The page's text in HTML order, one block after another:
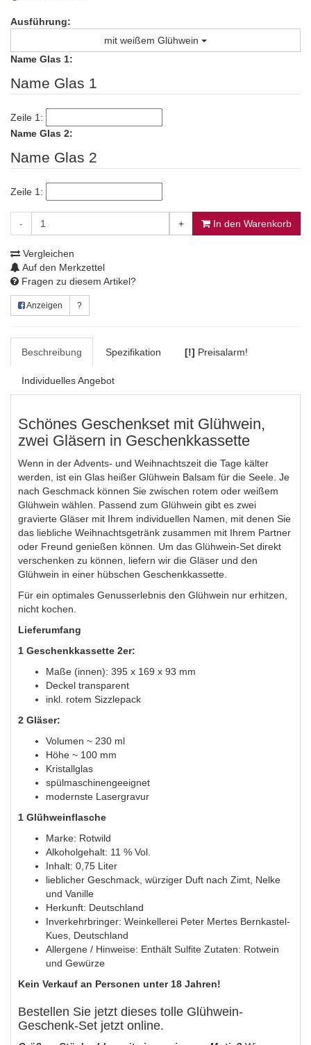
Ausführung:
mit weißem Glühwein
Name Glas 1:
Name Glas 1
Zeile 1:
Name Glas 2:
Name Glas 2
Zeile 1:
- + In den Warenkorb
Vergleichen
Auf den Merkzettel
Fragen zu diesem Artikel?
Anzeigen ?
Beschreibung Spezifikation [!] Preisalarm!
Individuelles Angebot
Schönes Geschenkset mit Glühwein,
zwei Gläsern in Geschenkkassette
Wenn in der Advents- und Weihnachtszeit die Tage kälter
werden, ist ein Glas heißer Glühwein Balsam für die Seele. Je
nach Geschmack können Sie zwischen rotem oder weißem
Glühwein wählen. Passend zum Glühwein gibt es zwei
gravierte Gläser mit Ihrem individuellen Namen, mit denen Sie
das liebliche Weihnachtsgetränk zusammen mit Ihrem Partner
oder Freund genießen können. Um das Glühwein-Set direkt
verschenken zu können, liefern wir die Gläser und den
Glühwein in einer hübschen Geschenkkassette.
Für ein optimales Genusserlebnis den Glühwein nur erhitzen,
nicht kochen.
Lieferumfang
1 Geschenkkassette 2er:
Maße (innen): 395 x 169 x 93 mm
Deckel transparent
inkl. rotem Sizzlepack
2 Gläser:
Volumen ~ 230 ml
Höhe ~ 100 mm
Kristallglas
spülmaschinengeeignet
modernste Lasergravur
1 Glühweinflasche
Marke: Rotwild
Alkoholgehalt: 11 % Vol.
Inhalt: 0,75 Liter
lieblicher Geschmack, würziger Duft nach Zimt, Nelke
und Vanille
Herkunft: Deutschland
Inverkehrbringer: Weinkellerei Peter Mertes Bernkastel-
Kues, Deutschland
Allergene / Hinweise: Enthält Sulfite Zutaten: Rotwein
und Gewürze
Kein Verkauf an Personen unter 18 Jahren!
Bestellen Sie jetzt dieses tolle Glühwein-
Geschenk-Set jetzt online.